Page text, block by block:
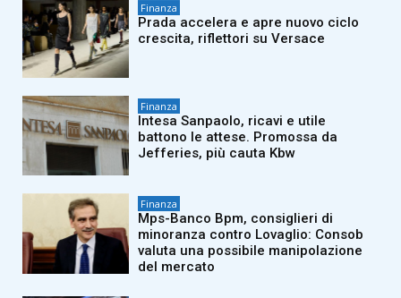
Finanza
Prada accelera e apre nuovo ciclo
crescita, riflettori su Versace
Finanza
Intesa Sanpaolo, ricavi e utile
battono le attese. Promossa da
Jefferies, più cauta Kbw
Finanza
Mps-Banco Bpm, consiglieri di
minoranza contro Lovaglio: Consob
valuta una possibile manipolazione
del mercato